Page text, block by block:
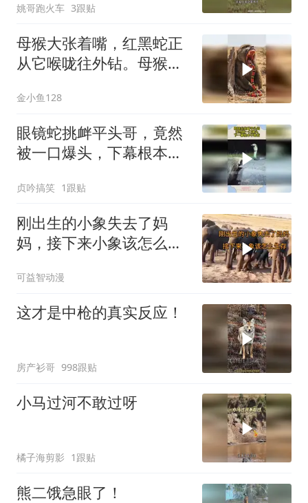
姚哥跑火车 3跟贴
母猴大张着嘴，红黑蛇正
从它喉咙往外钻。母猴表
金小鱼128
眼镜蛇挑衅平头哥，竟然
被一口爆头，下幕根本不
贞吟搞笑 1跟贴
刚出生的小象失去了妈
妈，接下来小象该怎么生
可益智动漫
这才是中枪的真实反应！
房产衫哥 998跟贴
小马过河不敢过呀
橘子海剪影 1跟贴
熊二饿急眼了！